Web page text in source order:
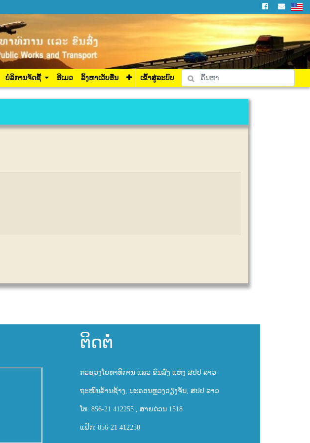
ໂຄງການ ເຂົ້າສູ່ລະບົບ
ບໍລິການຈັດຊື້ ອີເມວ ລິ້ງຫາເວັບອື່ນ ເຂົ້າສູ່ລະບົບ
ຕິດຕໍ່
ກະຊວງໂຍທາທິການ ແລະ ຂົນສົ່ງ ແຫ່ງ ສປປ ລາວ
ຖະໜົນລ້ານຊ້າງ, ນະຄອນຫຼວງວຽງຈັນ, ສປປ ລາວ
ໂທ: 856-21 412255 , ສາຍດ່ວນ 1518
ແຟັກ: 856-21 412250